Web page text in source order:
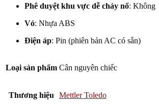
Phê duyệt khu vực dễ cháy nổ: Không
Vỏ: Nhựa ABS
Điện áp: Pin (phiên bản AC có sẵn)
Loại sản phẩm Cân nguyên chiếc
Thương hiệu Mettler Toledo